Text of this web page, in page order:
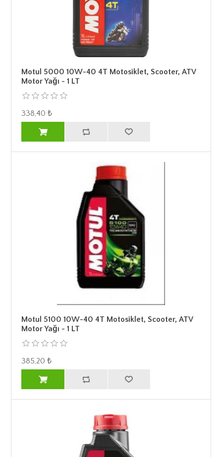
Motul 5000 10W-40 4T Motosiklet, Scooter, ATV
Motor Yağı - 1 LT
338,40 ₺
Motul 5100 10W-40 4T Motosiklet, Scooter, ATV
Motor Yağı - 1 LT
385,20 ₺